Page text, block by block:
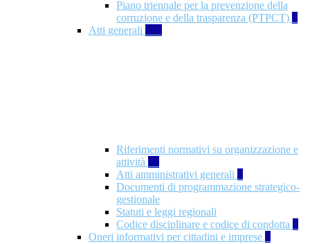
Piano triennale per la prevenzione della
corruzione e della trasparenza (PTPCT) 2
Atti generali 126
Riferimenti normativi su organizzazione e
attività 77
Atti amministrativi generali 3
Documenti di programmazione strategico-
gestionale
Statuti e leggi regionali
Codice disciplinare e codice di condotta 1
Oneri informativi per cittadini e imprese 8